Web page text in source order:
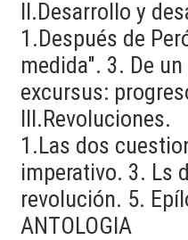
II.Desarrollo y
1.Después de
medida". 3. De
excursus:
III.Revoluciones.
1.Las dos
imperativo. 3. Ls
revolución. 5.
ANTOLOGIA